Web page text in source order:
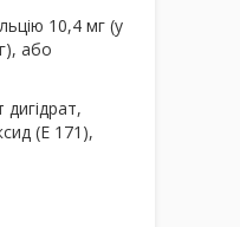
10,4 мг (у
або
(Е 171),